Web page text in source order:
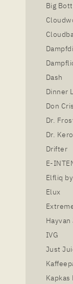
Big
Dash
Dinner
Don
Dr.
Dr. Kero
Drifter
E-
Elfliq
Elux
Hayvan
IVG
Just
Kapkas